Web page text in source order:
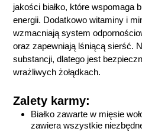
jakości białko, które wspomaga
energii. Dodatkowo witaminy i
wzmacniają system
oraz zapewniają lśniącą sierść.
substancji, dlatego jest
wrażliwych żołądkach.
Zalety karmy:
Białko zawarte w mięsie
zawiera wszystkie